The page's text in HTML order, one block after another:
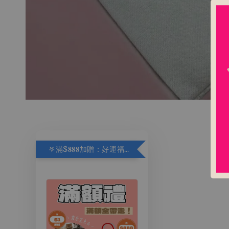
𖤐滿$𝟖𝟖𝟖加贈：好運福袋.ᐟ‪.ᐟ